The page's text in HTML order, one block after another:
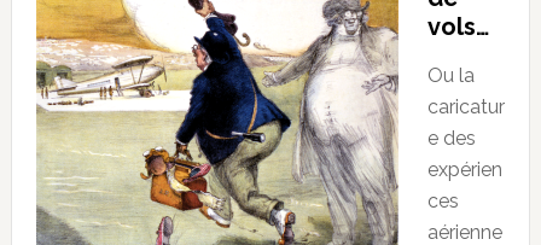
vols…
Ou la
caricatur
e des
expérien
ces
aérienne